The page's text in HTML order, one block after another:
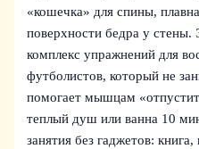
«кошечка» для спины,
поверхности бедра у
комплекс упражнений для
футболистов, который не
помогает мышцам
теплый душ или ванна 10
занятия без гаджетов: